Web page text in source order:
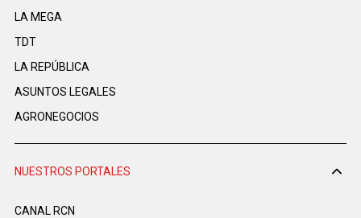
LA MEGA
TDT
LA REPÚBLICA
ASUNTOS LEGALES
AGRONEGOCIOS
NUESTROS PORTALES
CANAL RCN